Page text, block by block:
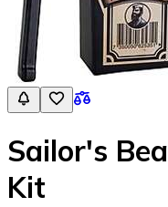
Sailor's
Kit